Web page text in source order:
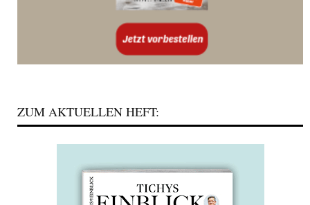
ZUM AKTUELLEN HEFT: